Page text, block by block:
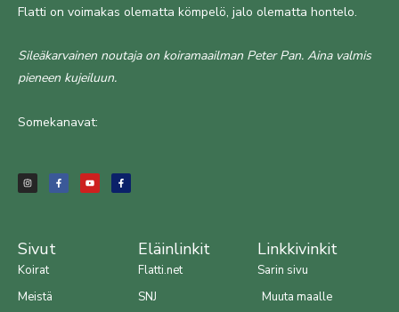
Flatti on voimakas olematta kömpelö, jalo olematta hontelo.
Sileäkarvainen noutaja on koiramaailman Peter Pan. Aina valmis
pieneen kujeiluun.
Somekanavat:
s
t
a
c
e
b
u
t
u
c
e
b
Sivut
Koirat
Meistä
Eläinlinkit
Flatti.net
SNJ
Linkkivinkit
Sarin sivu
Muuta maalle